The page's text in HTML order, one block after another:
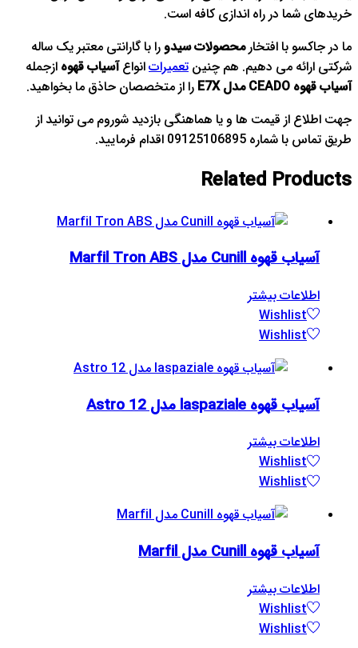
خریدهای شما در راه اندازی کافه است.
ما در جاکسو با افتخارمحصولات سیدو را با گارانتی معتبر یک ساله
شرکتی ارائه می دهیم. هم چنین تعمیرات انواعآسیاب قهوه ازجمله
آسیاب قهوه CEADO مدل E7X
را از متخصصان حاذق ما بخواهید.
جهت اطلاع از قیمت ها و یا هماهنگی بازدید شوروم می توانید از
طریق تماس با شماره 09125106895 اقدام فرمایید.
Related Products
آسیاب قهوه Cunill مدل Marfil Tron ABS
اطلاعات بیشتر
Wishlist
Wishlist
آسیاب قهوه laspaziale مدل Astro 12
اطلاعات بیشتر
Wishlist
Wishlist
آسیاب قهوه Cunill مدل Marfil
اطلاعات بیشتر
Wishlist
Wishlist